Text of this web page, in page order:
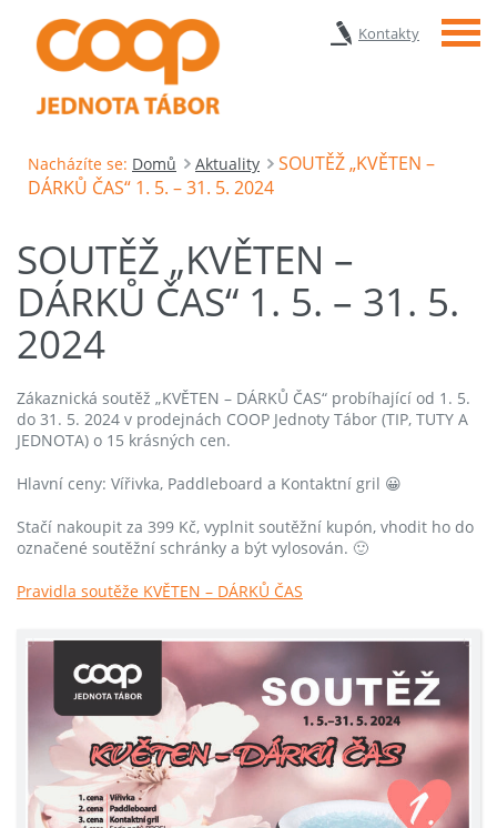
Kontakty Menu
Nacházíte se: Domů Aktuality
SOUTĚŽ „KVĚTEN –
DÁRKŮ ČAS“ 1. 5. – 31. 5. 2024
SOUTĚŽ „KVĚTEN –
DÁRKŮ ČAS“ 1. 5. – 31. 5.
2024
Zákaznická soutěž „KVĚTEN – DÁRKŮ ČAS“ probíhající od 1. 5.
do 31. 5. 2024 v prodejnách COOP Jednoty Tábor (TIP, TUTY A
JEDNOTA) o 15 krásných cen.
Hlavní ceny: Vířivka, Paddleboard a Kontaktní gril 😀
Stačí nakoupit za 399 Kč, vyplnit soutěžní kupón, vhodit ho do
označené soutěžní schránky a být vylosován. 🙂
Pravidla soutěže KVĚTEN – DÁRKŮ ČAS